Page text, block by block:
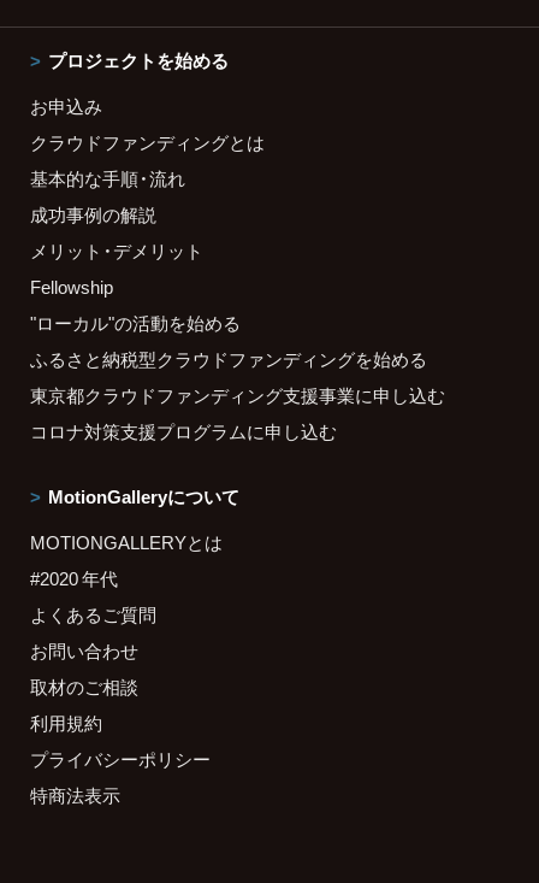
プロジェクトを始める
お申込み
クラウドファンディングとは
基本的な手順・流れ
成功事例の解説
メリット・デメリット
Fellowship
"ローカル"の活動を始める
ふるさと納税型クラウドファンディングを始める
東京都クラウドファンディング支援事業に申し込む
コロナ対策支援プログラムに申し込む
MotionGalleryについて
MOTIONGALLERYとは
#2020 年代
よくあるご質問
お問い合わせ
取材のご相談
利用規約
プライバシーポリシー
特商法表示